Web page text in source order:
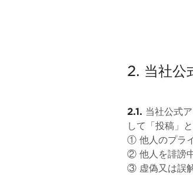
2. 当社公
2.1. 当社公式
して「投稿」
① 他人のプラ
② 他人を誹謗
③ 虚偽又は誤